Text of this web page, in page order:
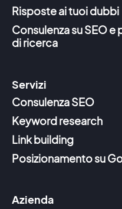
Risposte ai tuoi dubbi
Consulenza su SEO
di ricerca
Servizi
Consulenza SEO
Keyword research
Link building
Posizionamento su
Azienda